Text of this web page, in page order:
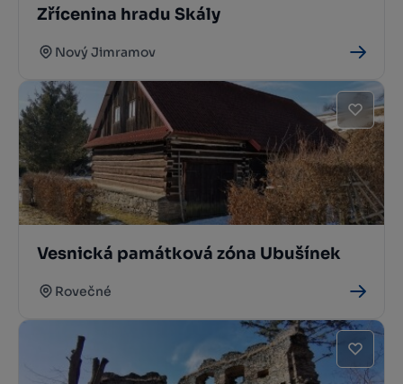
Zřícenina hradu Skály
Nový Jimramov
Vesnická památková zóna Ubušínek
Rovečné